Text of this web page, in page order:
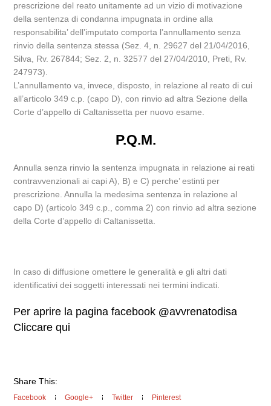
prescrizione del reato unitamente ad un vizio di motivazione
della sentenza di condanna impugnata in ordine alla
responsabilita’ dell’imputato comporta l’annullamento senza
rinvio della sentenza stessa (Sez. 4, n. 29627 del 21/04/2016,
Silva, Rv. 267844; Sez. 2, n. 32577 del 27/04/2010, Preti, Rv.
247973).
L’annullamento va, invece, disposto, in relazione al reato di cui
all’articolo 349 c.p. (capo D), con rinvio ad altra Sezione della
Corte d’appello di Caltanissetta per nuovo esame.
P.Q.M.
Annulla senza rinvio la sentenza impugnata in relazione ai reati
contravvenzionali ai capi A), B) e C) perche’ estinti per
prescrizione. Annulla la medesima sentenza in relazione al
capo D) (articolo 349 c.p., comma 2) con rinvio ad altra sezione
della Corte d’appello di Caltanissetta.
In caso di diffusione omettere le generalità e gli altri dati
identificativi dei soggetti interessati nei termini indicati.
Per aprire la pagina facebook @avvrenatodisa
Cliccare qui
Share This:
Facebook Google+ Twitter Pinterest